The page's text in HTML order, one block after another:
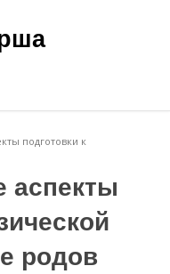
подготовки к
аспекты
родов